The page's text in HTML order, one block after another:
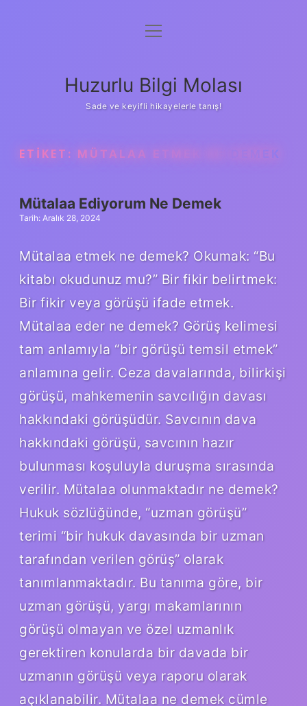
Anasayfa
Yasal Uyarı
menüyü
Huzurlu Bilgi Molası
Sade ve keyifli hikayelerle tanış!
ETIKET: MÜTALAA ETMEK NE DEMEK
Mütalaa Ediyorum Ne Demek
Tarih: Aralık 28, 2024
Mütalaa etmek ne demek? Okumak: “Bu
kitabı okudunuz mu?” Bir fikir belirtmek:
Bir fikir veya görüşü ifade etmek.
Mütalaa eder ne demek? Görüş kelimesi
tam anlamıyla “bir görüşü temsil etmek”
anlamına gelir. Ceza davalarında, bilirkişi
görüşü, mahkemenin savcılığın davası
hakkındaki görüşüdür. Savcının dava
hakkındaki görüşü, savcının hazır
bulunması koşuluyla duruşma sırasında
verilir. Mütalaa olunmaktadır ne demek?
Hukuk sözlüğünde, “uzman görüşü”
terimi “bir hukuk davasında bir uzman
tarafından verilen görüş” olarak
tanımlanmaktadır. Bu tanıma göre, bir
uzman görüşü, yargı makamlarının
görüşü olmayan ve özel uzmanlık
gerektiren konularda bir davada bir
uzmanın görüşü veya raporu olarak
açıklanabilir. Mütalaa ne demek cümle